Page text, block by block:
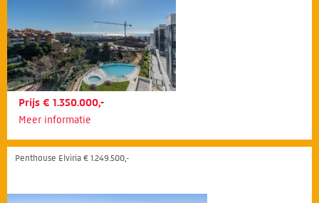
Prijs € 1.350.000,-
Meer informatie
Penthouse Elviria € 1.249.500,-